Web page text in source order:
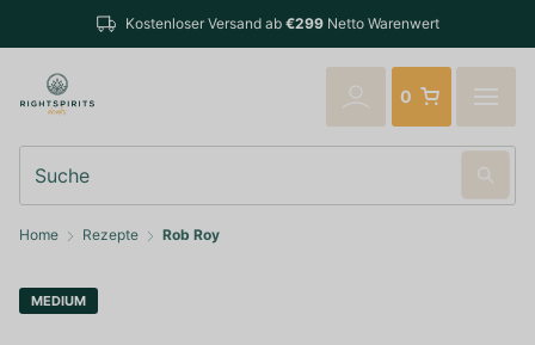
Kostenloser Versand ab €299 Netto Warenwert
0
Home Rezepte Rob Roy
MEDIUM